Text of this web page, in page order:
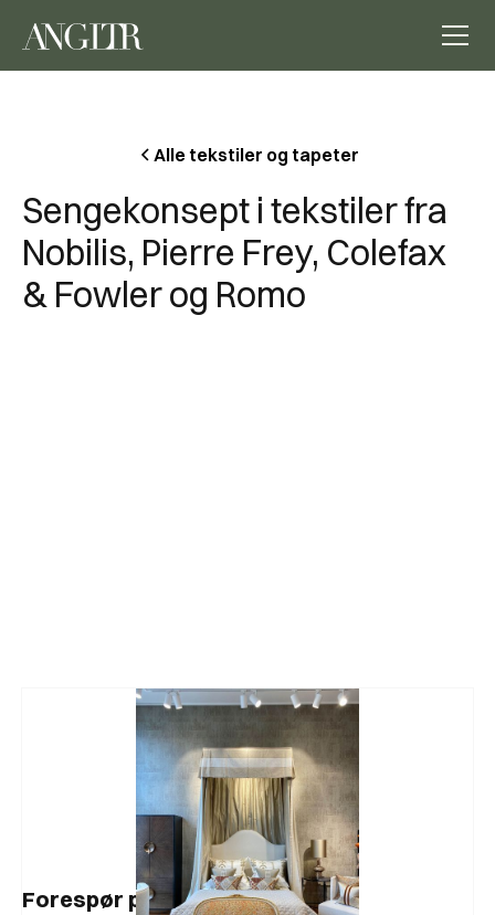
Alle tekstiler og tapeter
Sengekonsept i tekstiler fra
Nobilis, Pierre Frey, Colefax
& Fowler og Romo
Forespør produkt